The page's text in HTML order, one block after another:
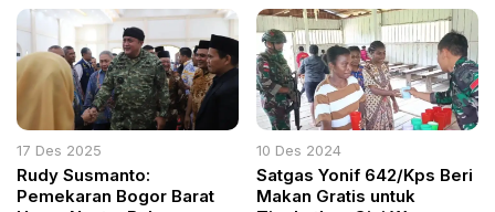
Rumah Subsidi
Berprestasi
17 Des 2025
Rudy Susmanto:
Pemekaran Bogor Barat
10 Des 2024
Satgas Yonif 642/Kps Beri
Makan Gratis untuk